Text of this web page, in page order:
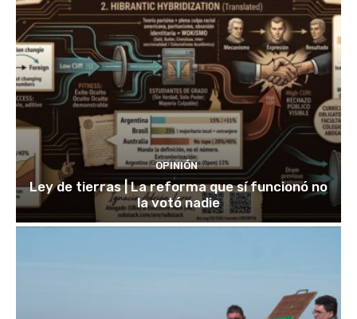
OPINIÓN
Ley de tierras | La reforma que sí funcionó no
la votó nadie